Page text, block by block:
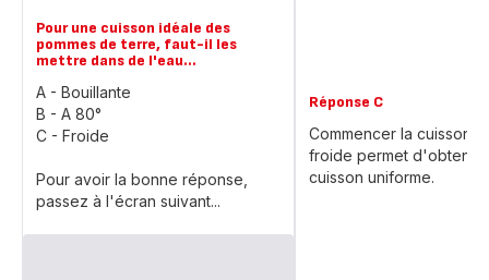
Pour une cuisson idéale des
pommes de terre, faut-il les
mettre dans de l'eau...
A - Bouillante
B - A 80°
C - Froide
Pour avoir la bonne réponse,
passez à l'écran suivant...
Réponse C
Commencer la cuisson
froide permet d'obtenir
cuisson uniforme.